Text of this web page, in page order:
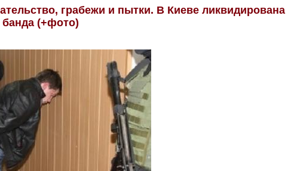
грабежи и пытки. В Киеве ликвидирована
(+фото)